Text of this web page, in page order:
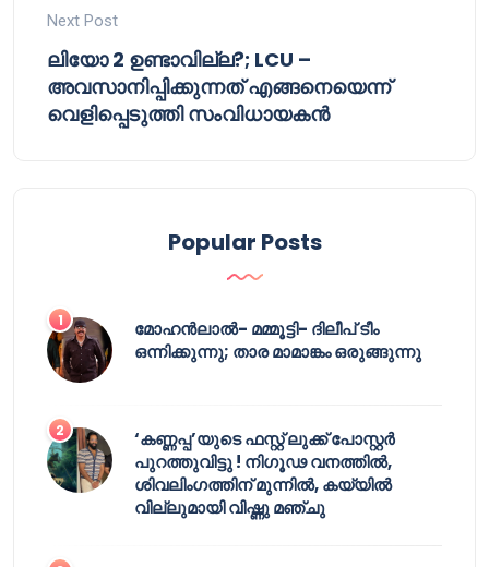
Next Post
ലിയോ 2 ഉണ്ടാവില്ല?; LCU –
അവസാനിപ്പിക്കുന്നത് എങ്ങനെയെന്ന്
വെളിപ്പെടുത്തി സംവിധായകൻ
Popular Posts
മോഹൻലാൽ- മമ്മൂട്ടി- ദിലീപ് ടീം
ഒന്നിക്കുന്നു; താര മാമാങ്കം ഒരുങ്ങുന്നു
‘കണ്ണപ്പ’യുടെ ഫസ്റ്റ് ലുക്ക് പോസ്റ്റർ
പുറത്തുവിട്ടു ! നിഗൂഢ വനത്തിൽ,
ശിവലിംഗത്തിന് മുന്നിൽ, കയ്യിൽ
വില്ലുമായി വിഷ്ണു മഞ്ചു